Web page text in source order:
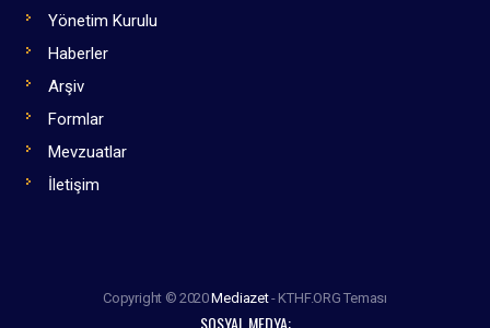
Yönetim Kurulu
Haberler
Arşiv
Formlar
Mevzuatlar
İletişim
Copyright © 2020Mediazet- KTHF.ORG Teması
SOSYAL MEDYA: